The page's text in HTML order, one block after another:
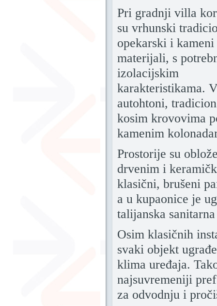
Pri gradnji villa
su vrhunski
opekarski i kameni
materijali, s
izolacijskim
karakteristikama.
autohtoni,
kosim krovovima
kamenim
Prostorije su
drvenim i
klasični, brušeni
a u kupaonice je
talijanska
Osim klasičnih
svaki objekt
klima uređaja.
najsuvremeniji
za odvodnju i